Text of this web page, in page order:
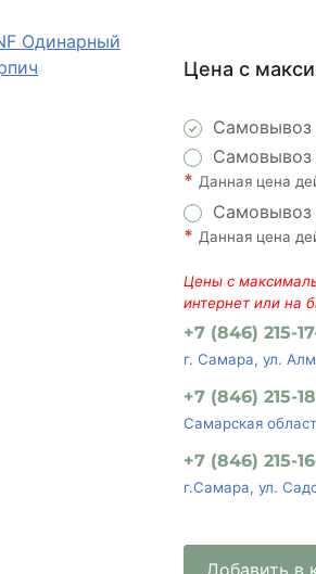
Цена с
Самовывоз
* Данная цена
Самовывоз
* Данная цена
Цены с
интернет или на
+7 (846) 215-
г. Самара, ул.
+7 (846) 215-
Самарская
+7 (846) 215-
г.Самара, ул.
Добавить в